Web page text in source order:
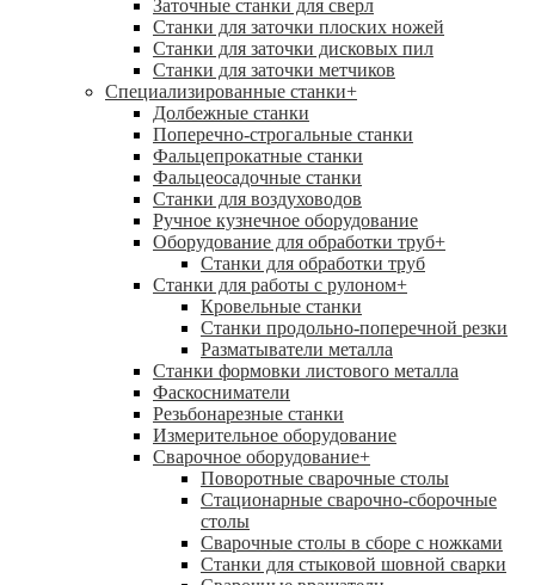
Заточные станки для сверл
Станки для заточки плоских ножей
Станки для заточки дисковых пил
Станки для заточки метчиков
Специализированные станки+
Долбежные станки
Поперечно-строгальные станки
Фальцепрокатные станки
Фальцеосадочные станки
Станки для воздуховодов
Ручное кузнечное оборудование
Оборудование для обработки труб+
Станки для обработки труб
Станки для работы с рулоном+
Кровельные станки
Станки продольно-поперечной резки
Разматыватели металла
Станки формовки листового металла
Фаскосниматели
Резьбонарезные станки
Измерительное оборудование
Сварочное оборудование+
Поворотные сварочные столы
Стационарные сварочно-сборочные
столы
Сварочные столы в сборе с ножками
Станки для стыковой шовной сварки